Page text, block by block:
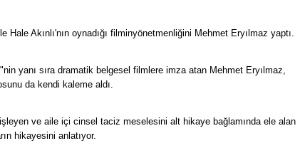
Akınlı'nın oynadığı filminyönetmenliğini Mehmet Eryılmaz yaptı.
yanı sıra dramatik belgesel filmlere imza atan Mehmet Eryılmaz,
da kendi kaleme aldı.
ve aile içi cinsel taciz meselesini alt hikaye bağlamında ele alan
hikayesini anlatıyor.